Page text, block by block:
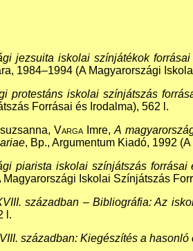
jezsuita iskolai színjátékok
1984–1994 (A Magyarországi
protestáns iskolai színjátszás
Forrásai és Irodalma), 562 l.
VargaImre,A
, Bp., Argumentum Kiadó, 1992
piarista iskolai színjátszás
Iskolai Színjátszás
században – Bibliográfia: Az
l.
században: Kiegészítés a